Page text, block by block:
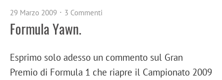
29 Marzo 2009 3 Commenti
Formula Yawn.
Esprimo solo adesso un commento sul Gran
Premio di Formula 1 che riapre il Campionato 2009